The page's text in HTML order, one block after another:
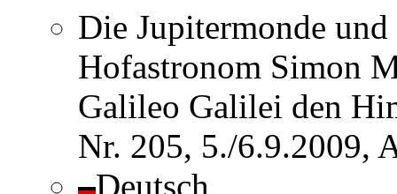
Die Jupitermonde
Hofastronom Simon
Galileo Galilei den
Nr. 205, 5./6.9.2009,
Deutsch